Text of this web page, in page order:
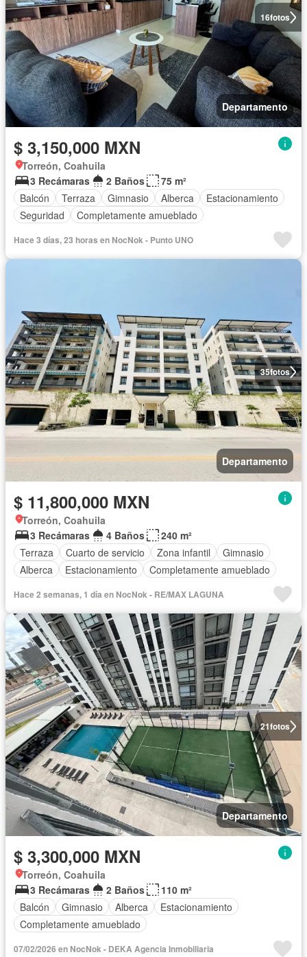
16fotos
Departamento
$ 3,150,000 MXN
Torreón, Coahuila
3 Recámaras
2 Baños
75 m²
Balcón
Terraza Gimnasio Alberca
Estacionamiento
Seguridad
Completamente amueblado
Hace 3 días, 23 horas en NocNok - Punto UNO
35fotos
Departamento
$ 11,800,000 MXN
Torreón, Coahuila
3 Recámaras
4 Baños
240 m²
Terraza
Cuarto de servicio Zona infantil
Gimnasio
Alberca
Estacionamiento Completamente amueblado
Hace 2 semanas, 1 día en NocNok - RE/MAX LAGUNA
21fotos
Departamento
$ 3,300,000 MXN
Torreón, Coahuila
3 Recámaras
2 Baños
110 m²
Balcón
Gimnasio Alberca
Estacionamiento
Completamente amueblado
07/02/2026 en NocNok - DEKA Agencia Inmobiliaria